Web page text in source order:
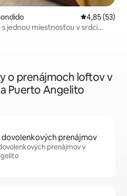
Priemerné
4,85 (53)
jednou miestnosťou v srdci
o prenájmoch loftov v
Puerto Angelito
prenájmov
prenájmov v